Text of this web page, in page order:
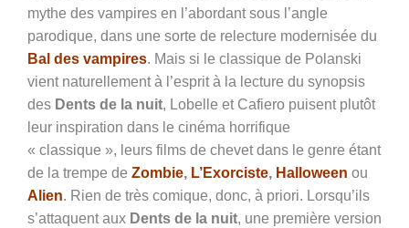
mythe des vampires en l’abordant sous l’angle
parodique, dans une sorte de relecture modernisée du
Bal des vampires. Mais si le classique de Polanski
vient naturellement à l’esprit à la lecture du synopsis
des Dents de la nuit, Lobelle et Cafiero puisent plutôt
leur inspiration dans le cinéma horrifique
« classique », leurs films de chevet dans le genre étant
de la trempe de Zombie, L’Exorciste, Halloween ou
Alien. Rien de très comique, donc, à priori. Lorsqu’ils
s’attaquent aux Dents de la nuit, une première version